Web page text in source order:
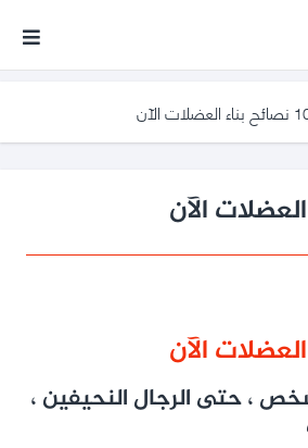
العضلات الآن
، حتى الرجال النحيفين ،